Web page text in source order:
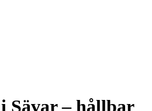
Sävar – hållbar